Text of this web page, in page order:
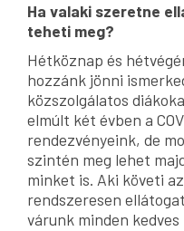
Ha valaki szeretne
teheti meg?
Hétköznap és
hozzánk jönni
közszolgálatos
elmúlt két évben a
rendezvényeink, de
szintén meg lehet
minket is. Aki követi
rendszeresen
várunk minden